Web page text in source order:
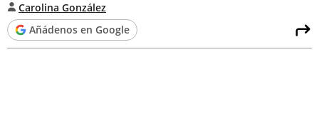
Carolina González
Añádenos en Google